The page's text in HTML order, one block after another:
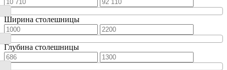
Ширина столешницы
Глубина столешницы